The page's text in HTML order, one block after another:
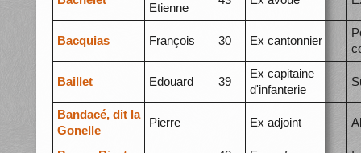
Etienne
Bacquias François 30 Ex cantonnier
Baillet Edouard 39
Ex capitaine
d'infanterie
Bandacé, dit la
Gonelle
Pierre Ex adjoint